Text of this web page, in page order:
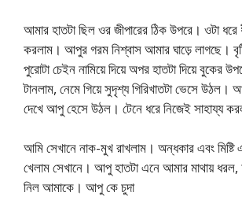
আমার হাতটা ছিল ওর জীপারের ঠিক উপরে। ওটা ধরে
করলাম। আপুর গরম নিশ্বাস আমার ঘাড়ে লাগছে।
পুরোটা চেইন নামিয়ে দিয়ে অপর হাতটা দিয়ে বুকের
টানলাম, নেমে গিয়ে সুদৃশ্য গিরিখাতটা ভেসে উঠল।
দেখে আপু হেসে উঠল। টেনে ধরে নিজেই সাহায্য
আমি সেখানে নাক-মুখ রাখলাম। অন্ধকার এবং
খেলাম সেখানে। আপু হাতটা এনে আমার মাথায়
নিল আমাকে। আপু কে চুদা